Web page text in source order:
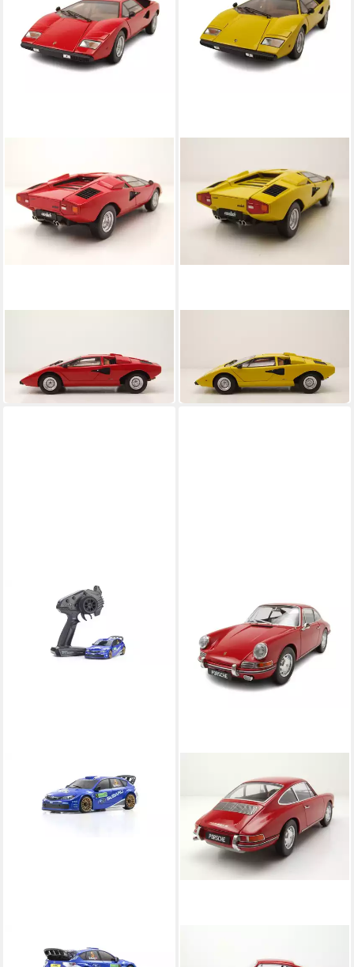
Countach LP 400 1974 rot
282,64 €
in 4-5 Werktagen bei dir
Countach LP 400 1974 gelb
282,64 €
in 4-5 Werktagen bei dir
Spielzeug-Auto KYOSHO
Modellauto Porsche 911